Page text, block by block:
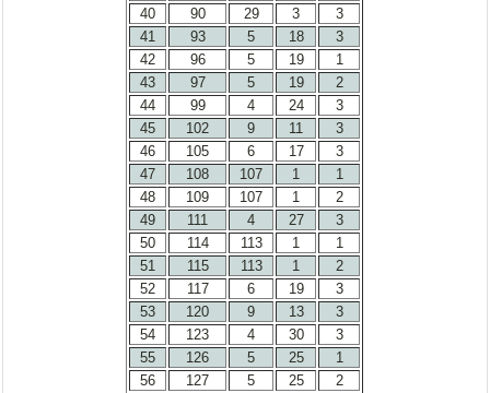
40
90 29 3
3
41
93 5 18
3
42
96 5 19
1
43
97 5 19
2
44
99 4 24
3
45
102 9 11
3
46
105 6 17
3
47
108 107 1
1
48
109 107 1
2
49
111 4 27
3
50
114 113 1
1
51
115 113 1
2
52
117 6 19
3
53
120 9 13
3
54
123 4 30
3
55
126 5 25
1
56
127 5 25
2